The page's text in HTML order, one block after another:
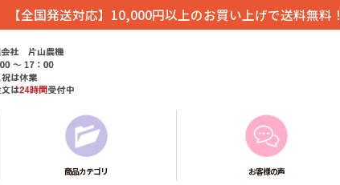
【全国発送対応】10,000円以上のお買い上げで送料無料！
商品カテゴリ お客様の声